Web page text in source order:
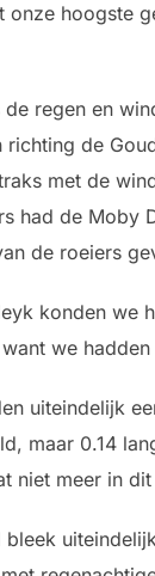
onze hoogste
de regen en
richting de
met de
had de Moby
de roeiers
konden we
we
uiteindelijk
maar 0.14
niet meer in
bleek